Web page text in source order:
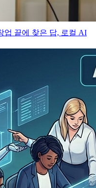
업 끝에 찾은 답, 로컬 AI